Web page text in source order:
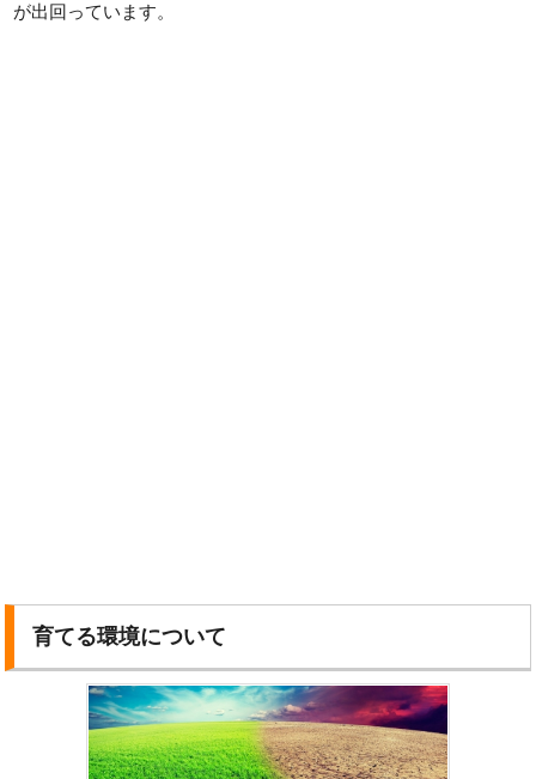
が出回っています。
育てる環境について